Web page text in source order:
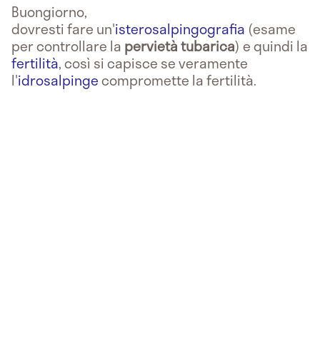
Buongiorno,
dovresti fare un'isterosalpingografia (esame
per controllare la pervietà tubarica) e quindi la
fertilità, così si capisce se veramente
l'idrosalpingecompromette la fertilità.